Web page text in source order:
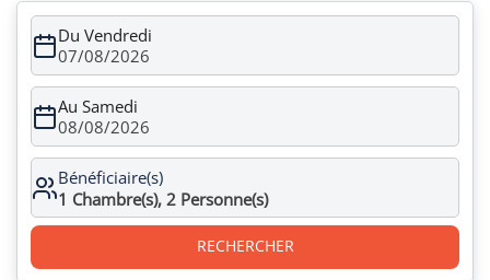
Du Vendredi
07/08/2026
Au Samedi
08/08/2026
Bénéficiaire(s)
1 Chambre(s), 2 Personne(s)
RECHERCHER